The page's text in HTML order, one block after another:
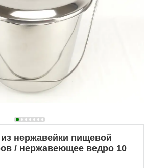
нержавейки пищевой
/ нержавеющее ведро 10